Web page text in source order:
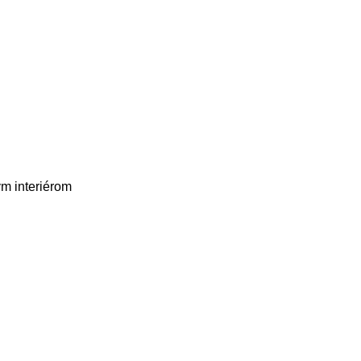
interiérom